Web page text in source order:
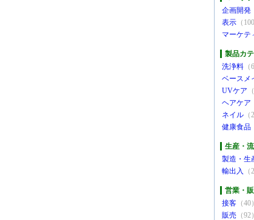
企画開発
表示 （
マーケテ
製品カ
洗浄料 （
ベースメ
UVケア
ヘアケア
ネイル （
健康食品
生産・
製造・生
輸出入
（
営業・
接客 （40）
販売 （92）